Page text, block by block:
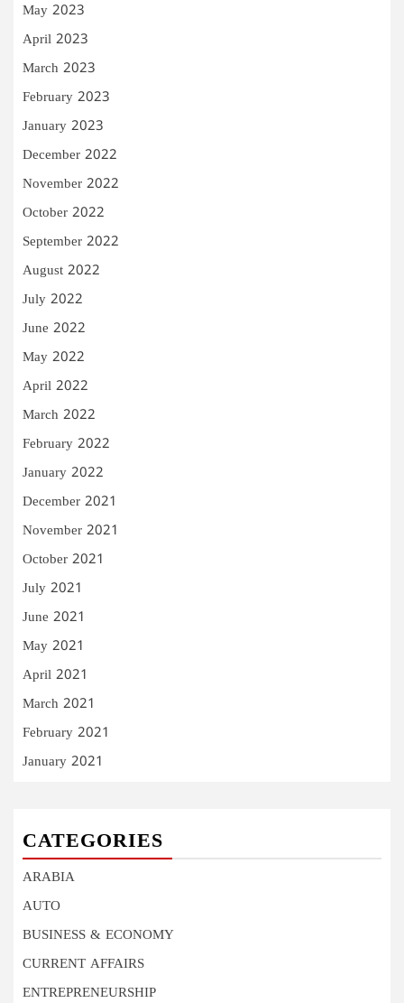
May 2023
April 2023
March 2023
February 2023
January 2023
December 2022
November 2022
October 2022
September 2022
August 2022
July 2022
June 2022
May 2022
April 2022
March 2022
February 2022
January 2022
December 2021
November 2021
October 2021
July 2021
June 2021
May 2021
April 2021
March 2021
February 2021
January 2021
CATEGORIES
ARABIA
AUTO
BUSINESS & ECONOMY
CURRENT AFFAIRS
ENTREPRENEURSHIP